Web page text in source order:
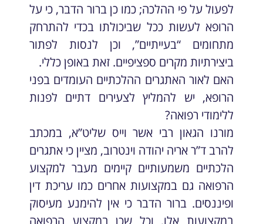
לפעול על פי ההלכה; כמו כן ברור הדבר, כי על
הרופא לעשות ככל שביכולתו בכדי להתרחק
מתחומים “בעייתיים”, וכן לנסות לפתור
ביצירתיות מקרים ספציפיים. זאת באופן כללי.
האם לאור האתגרים ההלכתיים העומדים בפני
הרופא, יש להמליץ לצעירים דתיים לפנות
ללימודי רפואה?
מורנו הגאון רבי אשר וייס שליט”א, במכתב
להרב ד”ר אריה יהודה וינטרוב, מציין כי אתגרים
הלכתיים משמעותיים קיימים מעבר למקצוע
הרפואה גם במקצועות אחרים כמו עריכת דין
ופיננסים. ברור הדבר כי אין להימנע מעיסוק
במקצועות אלו, וכל שכן במקצוע הרפואה